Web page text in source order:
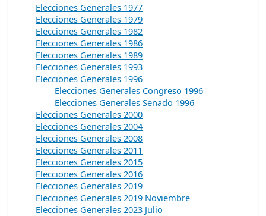
Elecciones Generales 1977
Elecciones Generales 1979
Elecciones Generales 1982
Elecciones Generales 1986
Elecciones Generales 1989
Elecciones Generales 1993
Elecciones Generales 1996
Elecciones Generales Congreso 1996
Elecciones Generales Senado 1996
Elecciones Generales 2000
Elecciones Generales 2004
Elecciones Generales 2008
Elecciones Generales 2011
Elecciones Generales 2015
Elecciones Generales 2016
Elecciones Generales 2019
Elecciones Generales 2019 Noviembre
Elecciones Generales 2023 Julio